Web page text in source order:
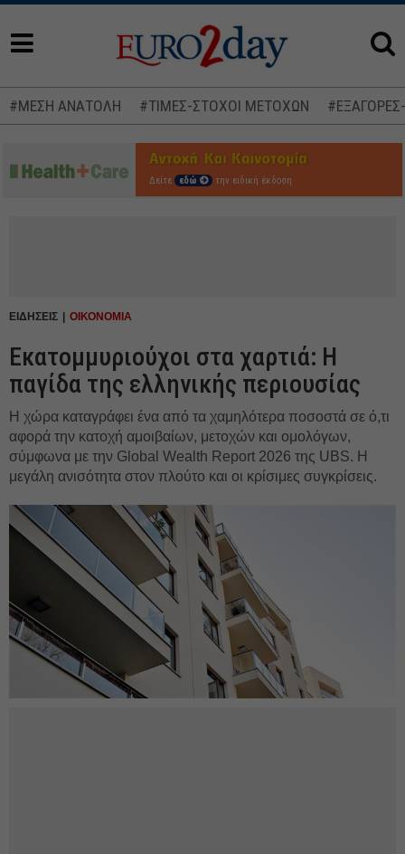
#ΜΕΣΗ ΑΝΑΤΟΛΗ #ΤΙΜΕΣ-ΣΤΟΧΟΙ ΜΕΤΟΧΩΝ
Δείτε εδώ την ειδική έκδοση
ΕΙΔΗΣΕΙΣ ΟΙΚΟΝΟΜΙΑ
Εκατομμυριούχοι στα χαρτιά: Η
παγίδα της ελληνικής περιουσίας
Η χώρα καταγράφει ένα από τα χαμηλότερα ποσοστά σε ό,τι
αφορά την κατοχή αμοιβαίων, μετοχών και ομολόγων,
σύμφωνα με την Global Wealth Report 2026 της UBS. Η
μεγάλη ανισότητα στον πλούτο και οι κρίσιμες συγκρίσεις.